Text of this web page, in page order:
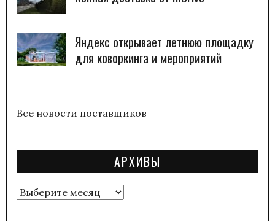
Яндекс открывает летнюю площадку
для коворкинга и мероприятий
Все новости поставщиков
АРХИВЫ
Архивы